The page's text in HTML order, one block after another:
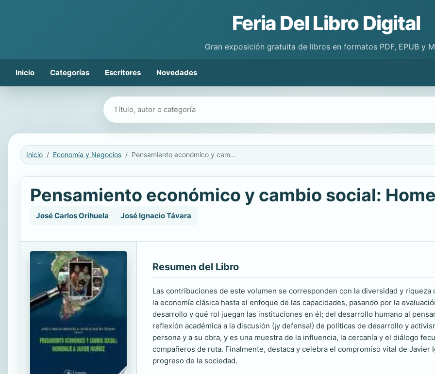
Feria Del Libro Digital
Gran exposición gratuita de libros en formatos PDF, EPUB y
Inicio Categorías Escritores Novedades
Buscar libros
Inicio Economía y Negocios Pensamiento económico y cambio social: Homenaje a Javier Iguíñiz
Pensamiento económico y cambio social:
José Carlos Orihuela José Ignacio Távara
Resumen del Libro
Las contribuciones de este volumen se corresponden con la diversidad y
la economía clásica hasta el enfoque de las capacidades, pasando por la
desarrollo y qué rol juegan las instituciones en él; del desarrollo humano al
reflexión académica a la discusión (¡y defensa!) de políticas de desarrollo y
persona y a su obra, y es una muestra de la influencia, la cercanía y el diálogo
compañeros de ruta. Finalmente, destaca y celebra el compromiso vital de
progreso de la sociedad.